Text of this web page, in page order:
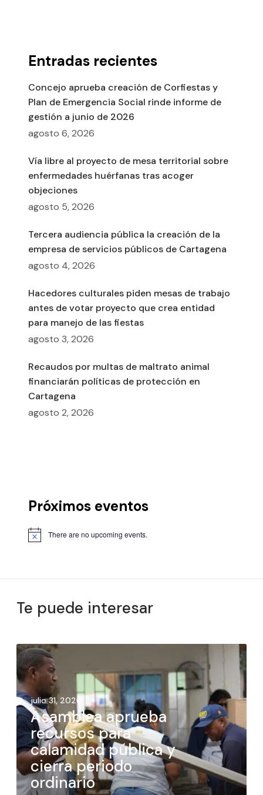
Entradas recientes
Concejo aprueba creación de Corfiestas y
Plan de Emergencia Social rinde informe de
gestión a junio de 2026
agosto 6, 2026
Vía libre al proyecto de mesa territorial sobre
enfermedades huérfanas tras acoger
objeciones
agosto 5, 2026
Tercera audiencia pública la creación de la
empresa de servicios públicos de Cartagena
agosto 4, 2026
Hacedores culturales piden mesas de trabajo
antes de votar proyecto que crea entidad
para manejo de las fiestas
agosto 3, 2026
Recaudos por multas de maltrato animal
financiarán políticas de protección en
Cartagena
agosto 2, 2026
Próximos eventos
There are no upcoming events.
Te puede interesar
julio 31, 2026
Asamblea aprueba
recursos para
calamidad pública y
cierra periodo
ordinario